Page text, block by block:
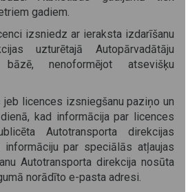
gadiem.
izsniedz ar ieraksta izdarīšanu
uzturētajā Autopārvadātāju
nenoformējot atsevišķu
jeb licences izsniegšanu paziņo un
kad informācija par licences
Autotransporta direkcijas
informāciju par speciālās atļaujas
Autotransporta direkcija nosūta
norādīto e-pasta adresi.